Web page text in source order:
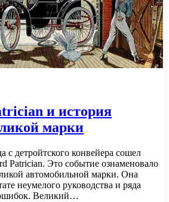
и история
марки
с детройтского конвейера сошел
Patrician. Это событие ознаменовало
автомобильной марки. Она
неумелого руководства и ряда
Великий…